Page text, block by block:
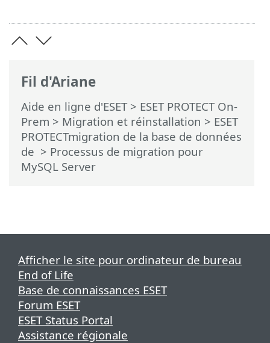
Fil d'Ariane
Aide en ligne d'ESET> ESET PROTECT On-
Prem > Migration et réinstallation > ESET
PROTECTmigration de la base de données
de > Processus de migration pour
MySQL Server
Afficher le site pour ordinateur de bureau
End of Life
Base de connaissances ESET
Forum ESET
ESET Status Portal
Assistance régionale